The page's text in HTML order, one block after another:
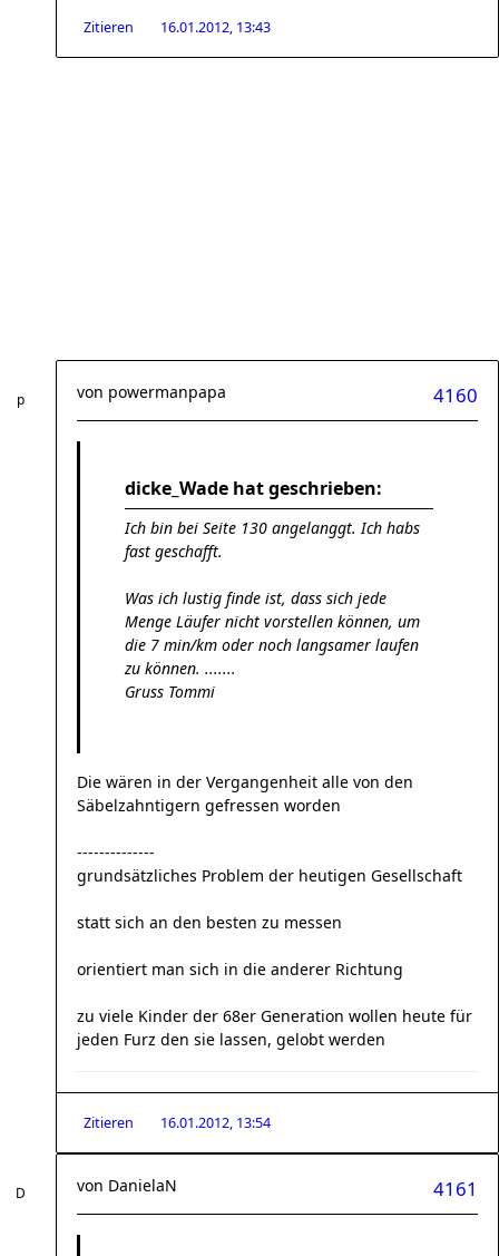
Zitieren 16.01.2012, 13:43
4160
von powermanpapa
dicke_Wade hat geschrieben:
Ich bin bei Seite 130 angelanggt. Ich habs
fast geschafft.
Was ich lustig finde ist, dass sich jede
Menge Läufer nicht vorstellen können, um
die 7 min/km oder noch langsamer laufen
zu können. .......
Gruss Tommi
Die wären in der Vergangenheit alle von den
Säbelzahntigern gefressen worden
--------------
grundsätzliches Problem der heutigen Gesellschaft
statt sich an den besten zu messen
orientiert man sich in die anderer Richtung
zu viele Kinder der 68er Generation wollen heute für
jeden Furz den sie lassen, gelobt werden
Zitieren 16.01.2012, 13:54
4161
von DanielaN